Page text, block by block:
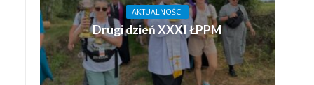
AKTUALNOŚCI
Drugi dzień XXXI ŁPPM